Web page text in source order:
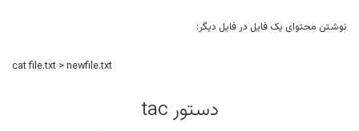
نوشتن محتوای یک فایل در فایل دیگر:
cat file.txt > newfile.txt
دستور tac